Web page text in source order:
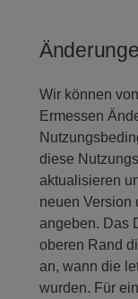
Wir können
Ermessen
diese
aktualisieren
neuen Version
angeben. Das
oberen Rand
an, wann die
wurden. Für